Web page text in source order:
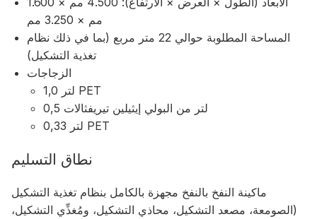
مم × 3.250 مم
المساحة المطلوبة حوالي 22 متر مربع (بما في ذلك نظام
تغذية التشكيل)
الزجاجات
1,0 لتر PET
0,5 لتر من البولي إيثيلين تيريفثالات
0,33 لتر PET
نطاق التسليم
ماكينة النفخ بالنفخ مجهزة بالكامل بنظام تغذية التشكيل
(الصومعة، مصعد التشكيل، محاذي التشكيل، ومُغذِّي التشكيل،